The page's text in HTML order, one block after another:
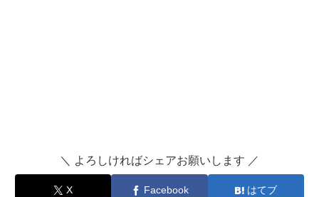
＼ よろしければシェアお願いします ／
X Facebook はてブ